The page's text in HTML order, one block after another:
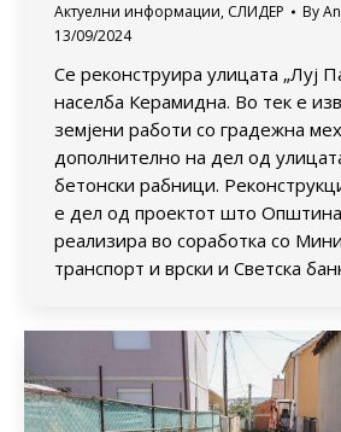
Актуелни информации, СЛИДЕР By
13/09/2024
Се реконструира улицата „Луј
населба Керамидна. Во тек е
земјени работи со градежна
дополнително на дел од
бетонски рабници.
е дел од проектот што
реализира во соработка со
транспорт и врски и Светска